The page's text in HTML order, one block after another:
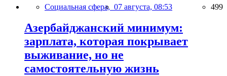
Социальная сфера, 07 августа, 08:53 499
Азербайджанский минимум:
зарплата, которая покрывает
выживание, но не
самостоятельную жизнь